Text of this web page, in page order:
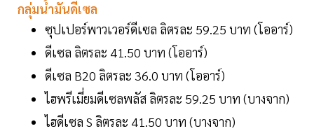
กลุ่มน้ำมันดีเซล
ซุปเปอร์พาวเวอร์ดีเซล ลิตรละ 59.25 บาท (โออาร์)
ดีเซล ลิตรละ 41.50 บาท (โออาร์)
ดีเซล B20 ลิตรละ 36.0 บาท (โออาร์)
ไฮพรีเมี่ยมดีเซลพลัส ลิตรละ 59.25 บาท (บางจาก)
ไฮดีเซล S ลิตรละ 41.50 บาท (บางจาก)